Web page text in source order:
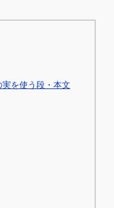
を使う段・本文